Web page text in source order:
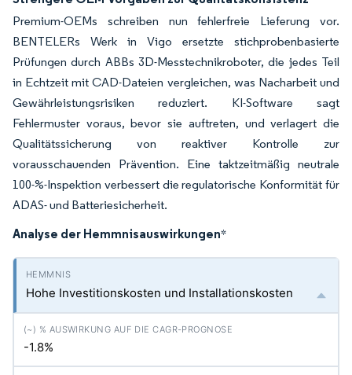
Premium-OEMs schreiben nun fehlerfreie Lieferung vor.
BENTELERs Werk in Vigo ersetzte stichprobenbasierte
Prüfungen durch ABBs 3D-Messtechnikroboter, die jedes Teil
in Echtzeit mit CAD-Dateien vergleichen, was Nacharbeit und
Gewährleistungsrisiken reduziert. KI-Software sagt
Fehlermuster voraus, bevor sie auftreten, und verlagert die
Qualitätssicherung von reaktiver Kontrolle zur
vorausschauenden Prävention. Eine taktzeitmäßig neutrale
100-%-Inspektion verbessert die regulatorische Konformität für
ADAS- und Batteriesicherheit.
Analyse der Hemmnisauswirkungen*
Hohe Investitionskosten und Installationskosten
-1.8%